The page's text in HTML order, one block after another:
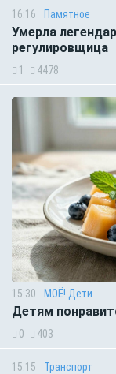
16:16 Памятное
Умерла
регулировщица
1 4478
15:30 МОЁ! Дети
Детям
0 403
15:15 Транспорт